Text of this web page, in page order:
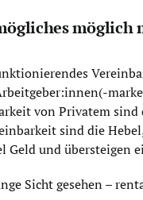
möglich
von Privatem
sind die
Geld und
Sicht gesehen –